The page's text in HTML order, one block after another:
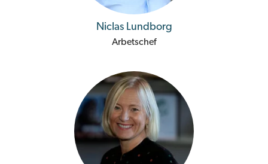
Niclas Lundborg
Arbetschef